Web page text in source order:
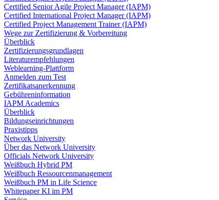
Certified Senior Agile Project Manager (IAPM)
Certified International Project Manager (IAPM)
Certified Project Management Trainer (IAPM)
Wege zur Zertifizierung & Vorbereitung
Überblick
Zertifizierungsgrundlagen
Literaturempfehlungen
Weblearning-Plattform
Anmelden zum Test
Zertifikatsanerkennung
Gebühreninformation
IAPM Academics
Überblick
Bildungseinrichtungen
Praxistipps
Network University
Über das Network University
Officials Network University
Weißbuch Hybrid PM
Weißbuch Ressourcenmanagement
Weißbuch PM in Life Science
Whitepaper KI im PM